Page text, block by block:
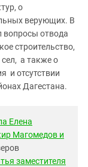
о
верующих. В
вопросы отвода
строительство,
а также о
и отсутствии
Дагестана.
Елена
Магомедов и
заместителя